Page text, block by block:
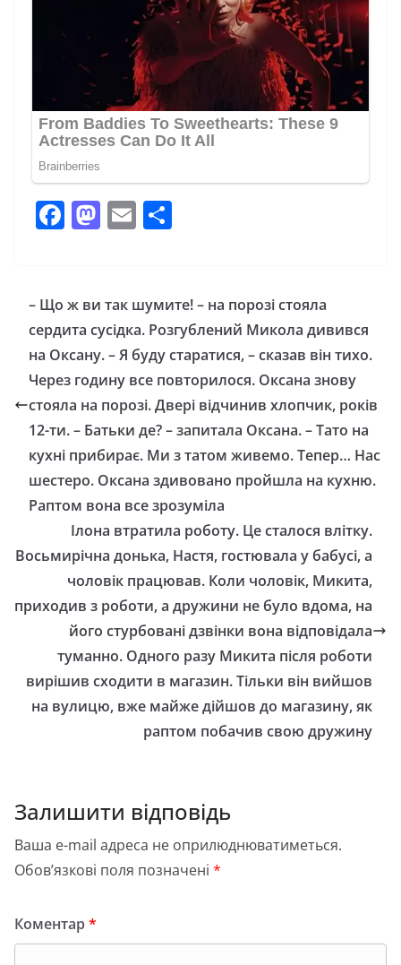
F
e
b
o
o
k
M
o
d
o
n
E
l л
и
т
и
с
я
– Що ж ви так шумите! – на порозі стояла
сердита сусідка. Розгублений Микола дивився
на Оксану. – Я буду старатися, – сказав він тихо.
Через годину все повторилося. Оксана знову
стояла на порозі. Двері відчинив хлопчик, років
12-ти. – Батьки де? – запитала Оксана. – Тато на
кухні прибирає. Ми з татом живемо. Тепер… Нас
шестеро. Оксана здивовано пройшла на кухню.
Раптом вона все зрозуміла
Ілона втратила роботу. Це сталося влітку.
Восьмирічна донька, Настя, гостювала у бабусі, а
чоловік працював. Коли чоловік, Микита,
приходив з роботи, а дружини не було вдома, на
його стурбовані дзвінки вона відповідала
туманно. Одного разу Микита після роботи
вирішив сходити в магазин. Тільки він вийшов
на вулицю, вже майже дійшов до магазину, як
раптом побачив свою дружину
Залишити відповідь
Ваша e-mail адреса не оприлюднюватиметься.
Обов’язкові поля позначені *
Коментар*